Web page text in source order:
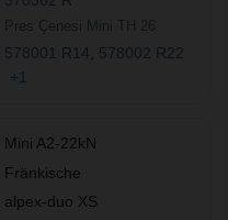
578001 R14
578002 R22
+1
Mini A2-22kN
Fränkische
alpex-duo XS